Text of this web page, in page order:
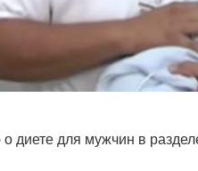
диете для мужчин в